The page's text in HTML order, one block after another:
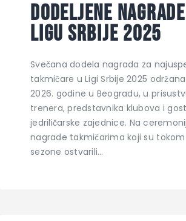
Dodeljene
Ligu Srbije 2025
Svečana dodela nagrada za
takmičare u Ligi Srbije 2025
2026. godine u Beogradu, u
trenera, predstavnika klubova i
jedriličarske zajednice. Na
nagrade takmičarima koji su
sezone ostvarili…